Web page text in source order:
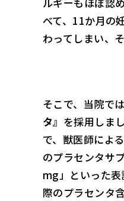
べて、11か月の
わってしまい、
そこで、当院では
タ』 を採用しま
で、獣医師によ
のプラセンタサ
mg」といった表
際のプラセンタ